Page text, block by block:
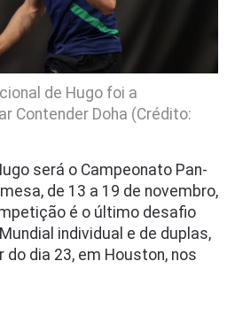
de Hugo foi a
Contender Doha (Crédito:
será o Campeonato Pan-
de 13 a 19 de novembro,
é o último desafio
individual e de duplas,
dia 23, em Houston, nos